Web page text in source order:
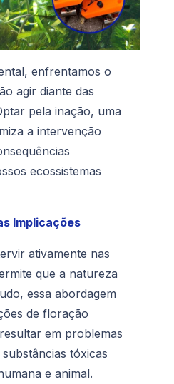
enfrentamos o
agir diante das
pela inação, uma
a intervenção
ecossistemas
Implicações
ativamente nas
que a natureza
essa abordagem
de floração
em problemas
tóxicas
e animal.